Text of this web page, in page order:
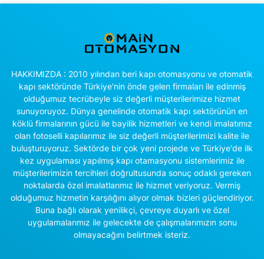
HAKKIMIZDA : 2010 yılından beri kapı otomasyonu ve otomatik
kapı sektöründe Türkiye'nin önde gelen firmaları ile edinmiş
olduğumuz tecrübeyle siz değerli müşterilerimize hizmet
sunuyoruyoz. Dünya genelinde otomatik kapı sektörünün en
köklü firmalarının gücü ile bayilik hizmetleri ve kendi imalatımız
olan fotoselli kapılarımız ile siz değerli müşterilerimizi kalite ile
buluşturuyoruz. Sektörde bir çok yeni projede ve Türkiye'de ilk
kez uygulaması yapılmış kapı otamasyonu sistemlerimiz ile
müşterilerimizin tercihleri doğrultusunda sonuç odaklı gereken
noktalarda özel imalatlarımız ile hizmet veriyoruz. Vermiş
olduğumuz hizmetin karşılığını alıyor olmak bizleri güçlendiriyor.
Buna bağlı olarak yenilikçi, çevreye duyarlı ve özel
uygulamalarımız ile gelecekte de çalışmalarımızın sonu
olmayacağını belirtmek isteriz.